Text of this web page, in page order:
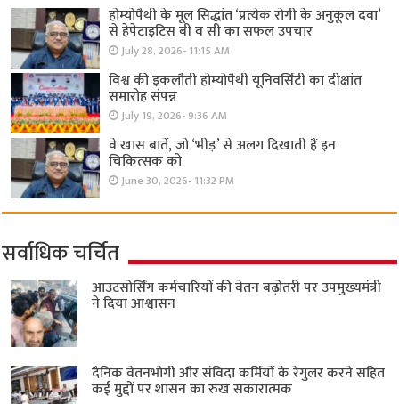
होम्योपैथी के मूल सिद्धांत ‘प्रत्येक रोगी केे अनुकूल दवा’
से हेपेटाइटिस बी व सी का सफल उपचार
July 28, 2026- 11:15 AM
विश्व की इकलौती होम्योपैथी यूनिवर्सिटी का दीक्षांत
समारोह संपन्न
July 19, 2026- 9:36 AM
वे खास बातें, जो ‘भीड़’ से अलग दिखाती हैं इन
चिकित्सक को
June 30, 2026- 11:32 PM
सर्वाधिक चर्चित
आउटसोर्सिंग कर्मचारियों की वेतन बढ़ोतरी पर उपमुख्यमंत्री
ने दिया आश्वासन
दैनिक वेतनभोगी और संविदा कर्मियों के रेगुलर करने सहित
कई मुद्दों पर शासन का रुख सकारात्मक